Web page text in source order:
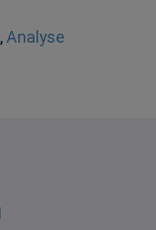
, Analyse